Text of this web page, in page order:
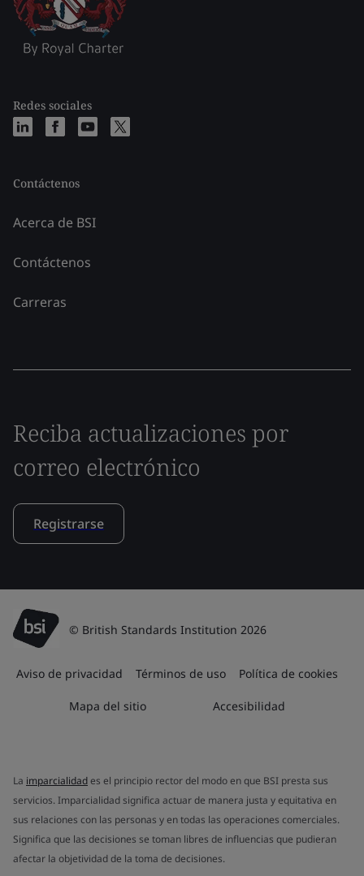
Redes sociales
Contáctenos
Acerca de BSI
Contáctenos
Carreras
Reciba actualizaciones por
correo electrónico
Registrarse
© British Standards Institution 2026
Aviso de privacidad Términos de uso Política de cookies
Mapa del sitio Accesibilidad
La imparcialidades el principio rector del modo en que BSI presta sus
servicios. Imparcialidad significa actuar de manera justa y equitativa en
sus relaciones con las personas y en todas las operaciones comerciales.
Significa que las decisiones se toman libres de influencias que pudieran
afectar la objetividad de la toma de decisiones.